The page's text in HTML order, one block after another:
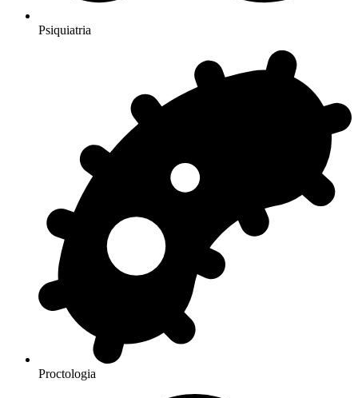
Psiquiatria
Proctologia